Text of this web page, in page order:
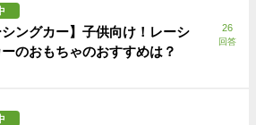
シングカー】子供向け！レーシ
のおもちゃのおすすめは？
26
回答